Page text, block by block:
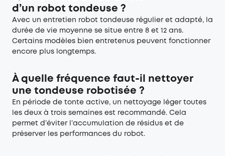
d’un robot tondeuse ?
Avec un entretien robot tondeuse régulier et adapté, la
durée de vie moyenne se situe entre 8 et 12 ans.
Certains modèles bien entretenus peuvent fonctionner
encore plus longtemps.
À quelle fréquence faut-il nettoyer
une tondeuse robotisée ?
En période de tonte active, un nettoyage léger toutes
les deux à trois semaines est recommandé. Cela
permet d’éviter l’accumulation de résidus et de
préserver les performances du robot.